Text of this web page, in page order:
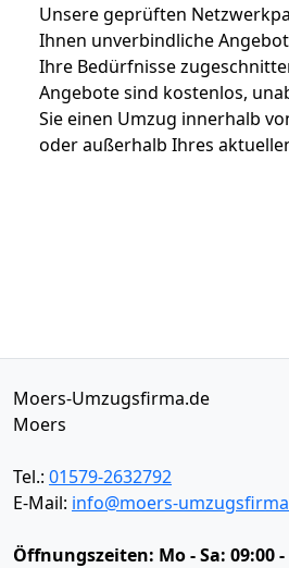
Unsere geprüften
Ihnen unverbindliche
Ihre Bedürfnisse
Angebote sind kostenlos,
Sie einen Umzug innerhalb
oder außerhalb Ihres
Moers-Umzugsfirma.de
Moers
Tel.: 01579-2632792
E-Mail: info@moers-
Öffnungszeiten: Mo - Sa: 09:00